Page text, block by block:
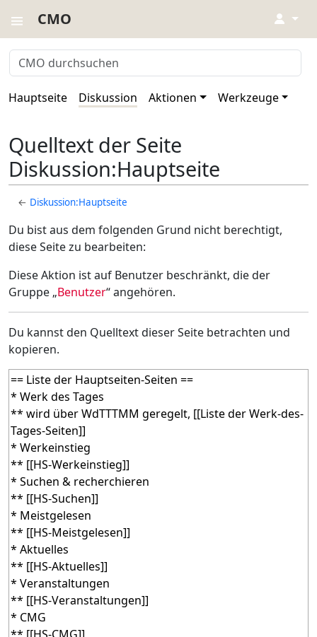
CMO ↓
Hauptseite Diskussion Aktionen Werkzeuge
Quelltext der Seite
Diskussion:Hauptseite
← Diskussion:Hauptseite
Du bist aus dem folgenden Grund nicht berechtigt,
diese Seite zu bearbeiten:
Diese Aktion ist auf Benutzer beschränkt, die der
Gruppe „Benutzer“ angehören.
Du kannst den Quelltext dieser Seite betrachten und
kopieren.